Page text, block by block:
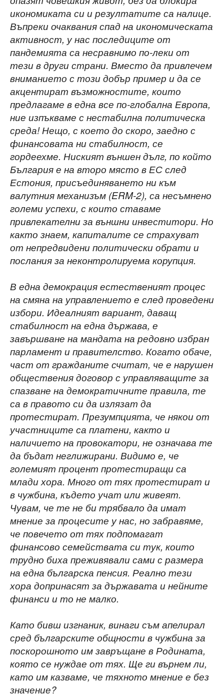
икономиката си и резултатите са налице.
Въпреки очаквания спад на икономическата
активност, у нас последиците от
пандемията са несравнимо по-леки от
тези в други страни. Вместо да привлечем
вниманието с този добър пример и да се
акцентират възможностите, които
предлагаме в една все по-глобална Европа,
ние изпъкваме с нестабилна политическа
среда! Нещо, с което до скоро, заедно с
финансовата ни стабилност, се
гордеехме. Ниският външен дълг, по който
България е на второ място в ЕС след
Естония, присъединяването ни към
валутния механизъм (ERM-2), са несъмнено
големи успехи, с които ставаме
привлекателни за външни инвеститори. Но
както знаем, капиталите се страхуват
от непредвидени политически обрати и
послания за неконтролируема корупция.
В една демокрация естественият процес
на смяна на управлението е след проведени
избори. Идеалният вариант, даващ
стабилност на една държава, е
завършване на мандата на редовно избран
парламент и правителство. Когато обаче,
част от гражданите считат, че е нарушен
обществения договор с управляващите за
спазване на демократичните правила, те
са в правото си да излязат да
протестират. Презумпцията, че някои от
участниците са платени, както и
наличието на провокатори, не означава те
да бъдат неглижирани. Видимо е, че
големият процент протестиращи са
млади хора. Много от тях протестират и
в чужбина, където учат или живеят.
Чувам, че те не би трябвало да имат
мнение за процесите у нас, но забравяме,
че повечето от тях подпомагат
финансово семействата си тук, които
трудно биха преживявали сами с размера
на една българска пенсия. Реално тези
хора допринасят за държавата и нейните
финанси и то не малко.
Като бивш изгнаник, винаги съм апелирал
сред българските общности в чужбина за
поскорошното им завръщане в Родината,
която се нуждае от тях. Ще ги върнем ли,
като им казваме, че тяхното мнение е без
значение?